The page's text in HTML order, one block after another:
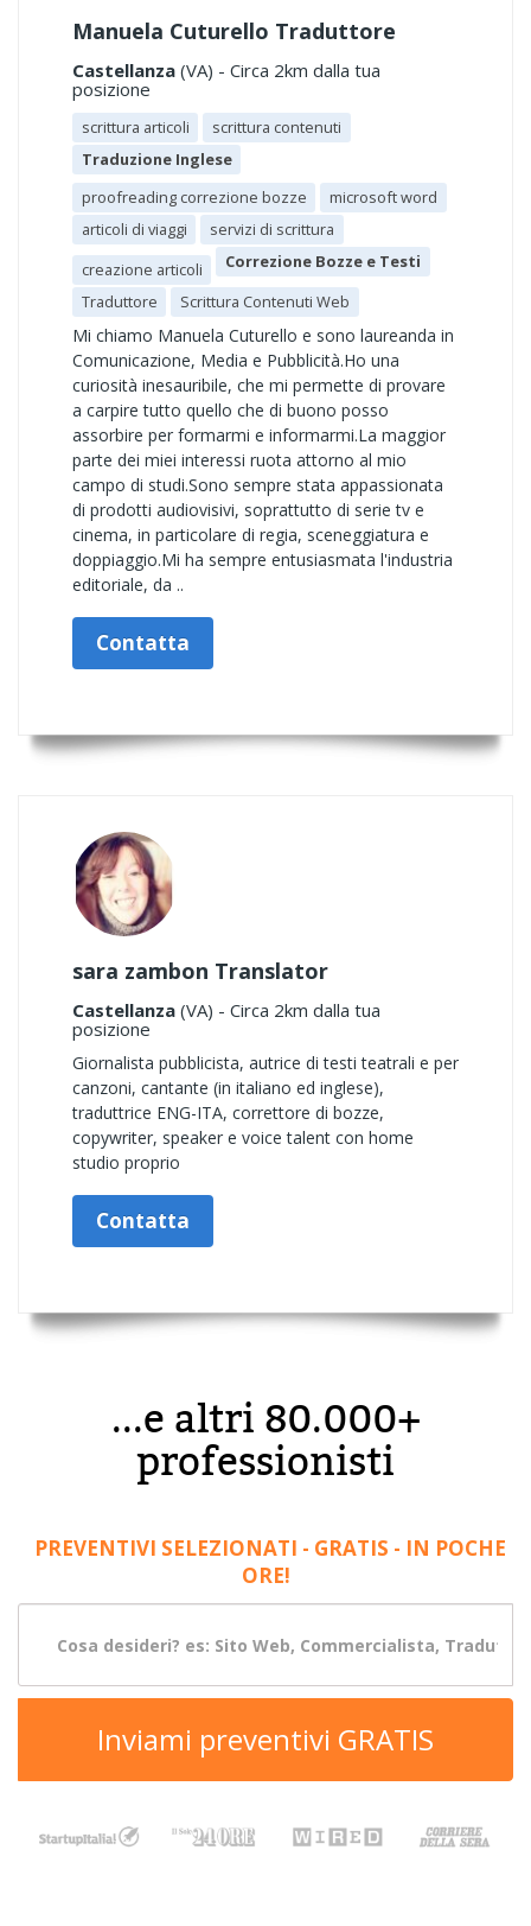
Manuela Cuturello Traduttore
Castellanza (VA) - Circa 2km dalla tua
posizione
scrittura articoli
scrittura contenuti
Traduzione Inglese
proofreading correzione bozze
microsoft word
articoli di viaggi
servizi di scrittura
creazione articoli
Correzione Bozze e Testi
Traduttore
Scrittura Contenuti Web
Mi chiamo Manuela Cuturello e sono laureanda in
Comunicazione, Media e Pubblicità.Ho una
curiosità inesauribile, che mi permette di provare
a carpire tutto quello che di buono posso
assorbire per formarmi e informarmi.La maggior
parte dei miei interessi ruota attorno al mio
campo di studi.Sono sempre stata appassionata
di prodotti audiovisivi, soprattutto di serie tv e
cinema, in particolare di regia, sceneggiatura e
doppiaggio.Mi ha sempre entusiasmata l'industria
editoriale, da ..
Contatta
sara zambon Translator
Castellanza (VA) - Circa 2km dalla tua
posizione
Giornalista pubblicista, autrice di testi teatrali e per
canzoni, cantante (in italiano ed inglese),
traduttrice ENG-ITA, correttore di bozze,
copywriter, speaker e voice talent con home
studio proprio
Contatta
...e altri 80.000+
professionisti
PREVENTIVI SELEZIONATI - GRATIS - IN POCHE
ORE!
Inviami preventivi GRATIS